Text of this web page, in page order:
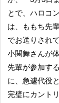
とで、ハロコ
は、ももち先
でお送りされ
小関舞さんが
先輩が参加す
に、急遽代役
完璧にカント